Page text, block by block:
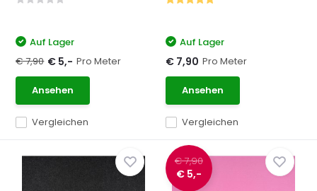
Vergleichen
Auf Lager
€ 7,90 € 5,- Pro Meter
Ansehen
Vergleichen
Auf Lager
€ 7,90 Pro Meter
Ansehen
€ 7,90
€ 5,-